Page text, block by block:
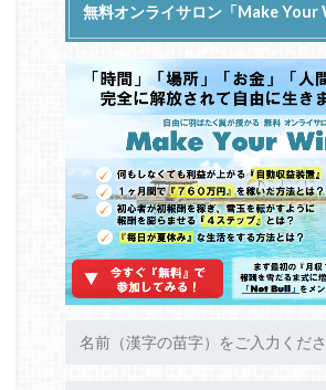
無料オンライサロン「Make Your